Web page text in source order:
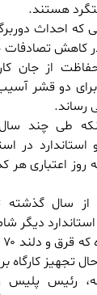
هستند.
که احداث
کاهش
از جان
دو قشر
رساند.
استاندارد
دیگر
حال تجهیز
رئیس پلیس